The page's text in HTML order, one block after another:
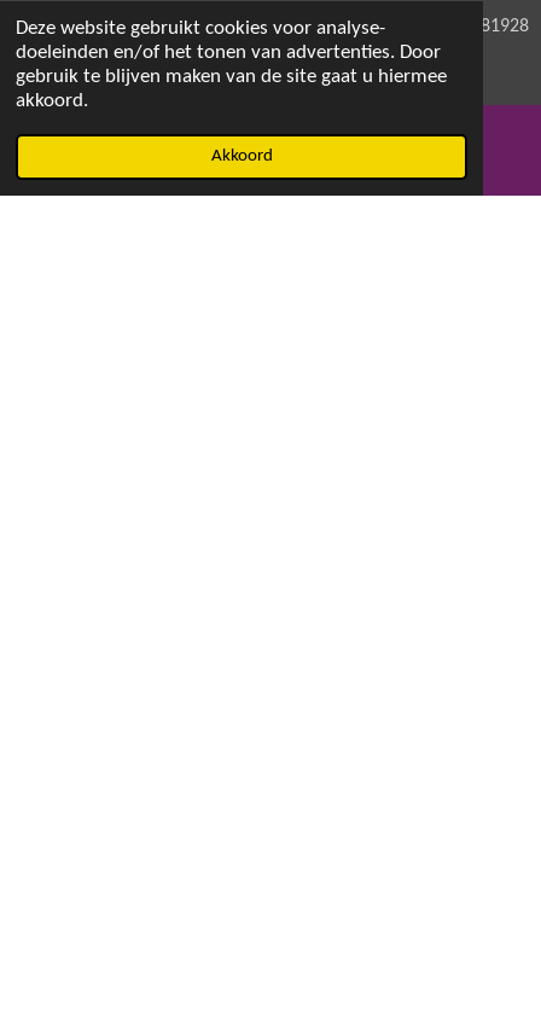
Deze website gebruikt cookies voor analyse-
doeleinden en/of het tonen van advertenties. Door
gebruik te blijven maken van de site gaat u hiermee
akkoord.
Akkoord
KVK: 71581928
© 2021 - 2026 Magdalenaswasparfum